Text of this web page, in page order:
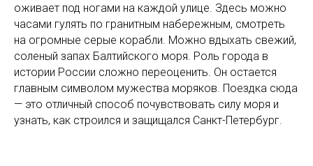
оживает под ногами на каждой улице. Здесь можно
часами гулять по гранитным набережным, смотреть
на огромные серые корабли. Можно вдыхать свежий,
соленый запах Балтийского моря. Роль города в
истории России сложно переоценить. Он остается
главным символом мужества моряков. Поездка сюда
— это отличный способ почувствовать силу моря и
узнать, как строился и защищался Санкт-Петербург.